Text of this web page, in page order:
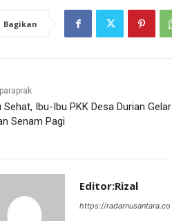
Bagikan
Sehat, Ibu-Ibu PKK Desa Durian Gelar
Senam Pagi
Editor:Rizal
https://radarnusantara.co